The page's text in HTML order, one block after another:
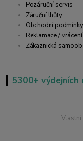
Pozáruční servis
Záruční lhůty
Obchodní podmínky
Reklamace / vrácení
Zákaznická
5300+ výdejních
Vlastní